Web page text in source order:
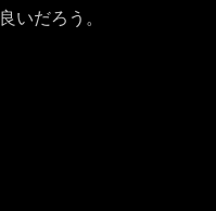
いだろう。